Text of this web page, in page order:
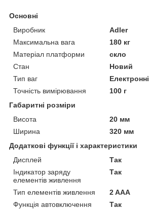
Основні
Виробник
Adler
Максимальна вага
180 кг
Матеріал платформи
скло
Стан
Новий
Тип ваг
Електронні
Точність вимірювання
100 г
Габаритні розміри
Висота
20 мм
Ширина
320 мм
Додаткові функції і характеристики
Дисплей
Так
Індикатор заряду
елементів живлення
Так
Тип елементів живлення
2 AAA
Функція автовключення
Так